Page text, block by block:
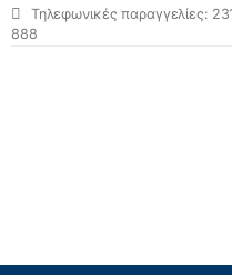
Τηλεφωνικές παραγγελίες:
888